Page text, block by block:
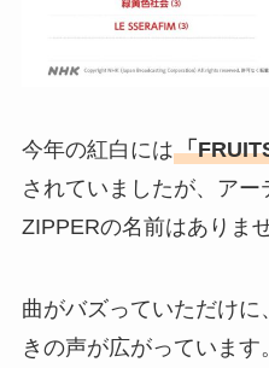
今年の紅白には「
されていましたが、ア
ZIPPERの名前はありま
曲がバズっていただけ
きの声が広がっています。